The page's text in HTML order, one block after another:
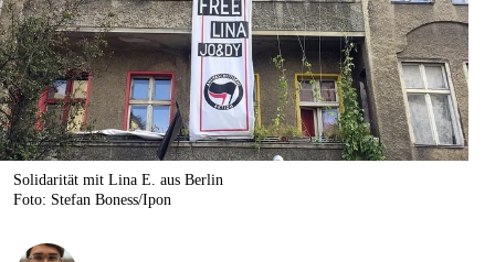
berlin
nord
wahrheit
verlag
verlag
veranstaltungen
Solidarität mit Lina E. aus Berlin
Foto: Stefan Boness/Ipon